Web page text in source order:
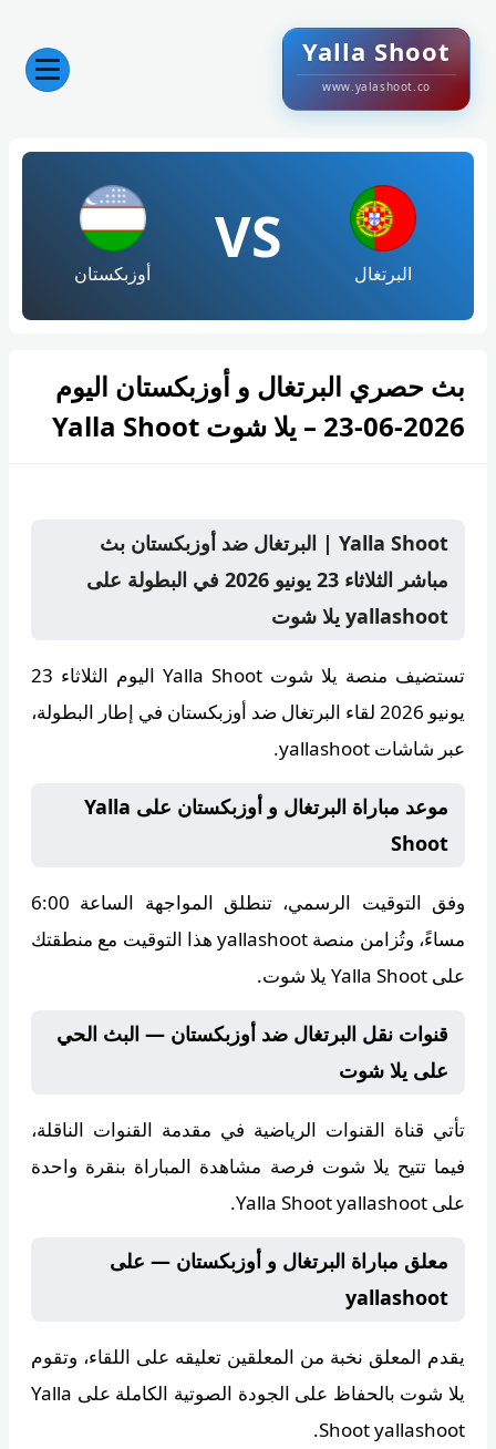
Yalla Shoot
www.yalashoot.co
البرتغال
VS
أوزبكستان
بث حصري البرتغال و أوزبكستان اليوم
2026-06-23 – يلا شوت Yalla Shoot
Yalla Shoot | البرتغال ضد أوزبكستان بث
مباشر الثلاثاء 23 يونيو 2026 في البطولة على
yallashoot يلا شوت
تستضيف منصة يلا شوت Yalla Shoot
اليوم الثلاثاء 23
يونيو 2026 لقاء البرتغال ضد أوزبكستان في إطار البطولة،
عبر شاشات yallashoot.
موعد مباراة البرتغال و أوزبكستان على Yalla
Shoot
وفق التوقيت الرسمي، تنطلق المواجهة الساعة 6:00
مساءً، وتُزامن منصة yallashootهذا التوقيت مع منطقتك
على Yalla Shoot يلا شوت.
قنوات نقل البرتغال ضد أوزبكستان — البث الحي
على يلا شوت
تأتي قناة القنوات الرياضية في مقدمة القنوات الناقلة،
فيما تتيح يلا شوت فرصة مشاهدة المباراة بنقرة واحدة
على Yalla Shoot yallashoot.
معلق مباراة البرتغال و أوزبكستان — على
yallashoot
يقدم المعلق نخبة من المعلقين تعليقه على اللقاء، وتقوم
يلا شوت
بالحفاظ على الجودة الصوتية الكاملة على Yalla
Shoot yallashoot.